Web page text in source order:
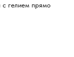
гелием прямо